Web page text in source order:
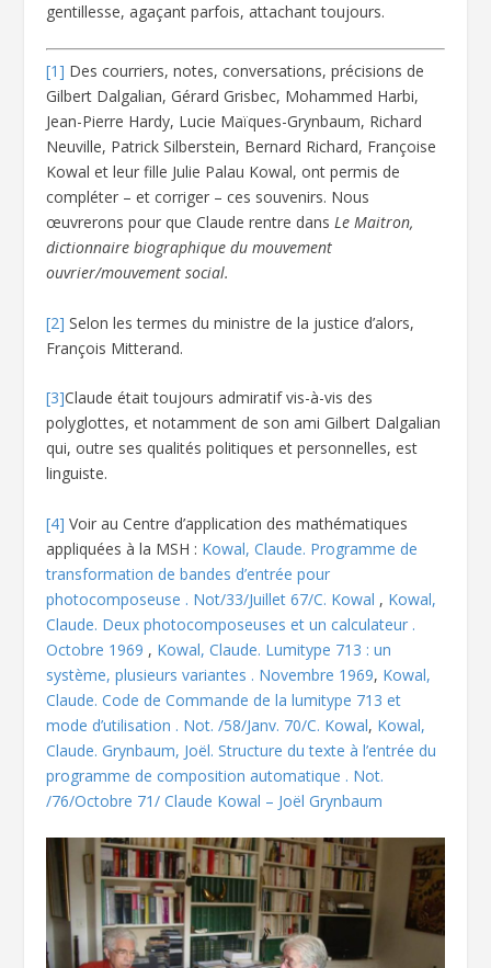
gentillesse, agaçant parfois, attachant toujours.
[1] Des courriers, notes, conversations, précisions de
Gilbert Dalgalian, Gérard Grisbec, Mohammed Harbi,
Jean-Pierre Hardy, Lucie Maïques-Grynbaum, Richard
Neuville, Patrick Silberstein, Bernard Richard, Françoise
Kowal et leur fille Julie Palau Kowal, ont permis de
compléter – et corriger – ces souvenirs. Nous
œuvrerons pour que Claude rentre dansLe Maitron,
dictionnaire biographique du mouvement
ouvrier/mouvement social.
[2] Selon les termes du ministre de la justice d’alors,
François Mitterand.
[3]Claude était toujours admiratif vis-à-vis des
polyglottes, et notamment de son ami Gilbert Dalgalian
qui, outre ses qualités politiques et personnelles, est
linguiste.
[4] Voir au Centre d’application des mathématiques
appliquées à la MSH : Kowal, Claude. Programme de
transformation de bandes d’entrée pour
photocomposeuse . Not/33/Juillet 67/C. Kowal , Kowal,
Claude. Deux photocomposeuses et un calculateur .
Octobre 1969 , Kowal, Claude. Lumitype 713 : un
système, plusieurs variantes . Novembre 1969, Kowal,
Claude. Code de Commande de la lumitype 713 et
mode d’utilisation . Not. /58/Janv. 70/C. Kowal, Kowal,
Claude. Grynbaum, Joël. Structure du texte à l’entrée du
programme de composition automatique . Not.
/76/Octobre 71/ Claude Kowal – Joël Grynbaum